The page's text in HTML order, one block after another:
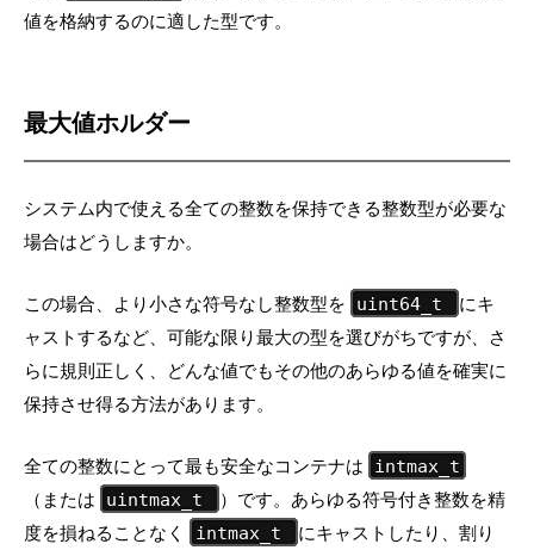
値を格納するのに適した型です。
最大値ホルダー
システム内で使える全ての整数を保持できる整数型が必要な
場合はどうしますか。
この場合、より小さな符号なし整数型を uint64_t
にキ
ャストするなど、可能な限り最大の型を選びがちですが、さ
らに規則正しく、どんな値でもその他のあらゆる値を確実に
保持させ得る方法があります。
全ての整数にとって最も安全なコンテナは intmax_t
（または uintmax_t
）です。あらゆる符号付き整数を精
度を損ねることなく
intmax_t
にキャストしたり、割り